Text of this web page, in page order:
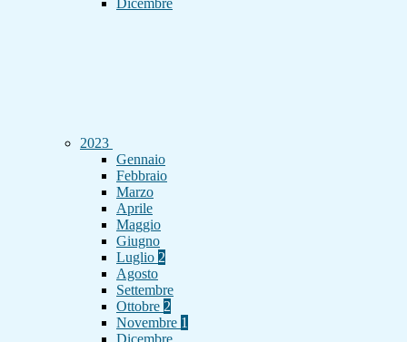
Dicembre
2023
Gennaio
Febbraio
Marzo
Aprile
Maggio
Giugno
Luglio 2
Agosto
Settembre
Ottobre 2
Novembre 1